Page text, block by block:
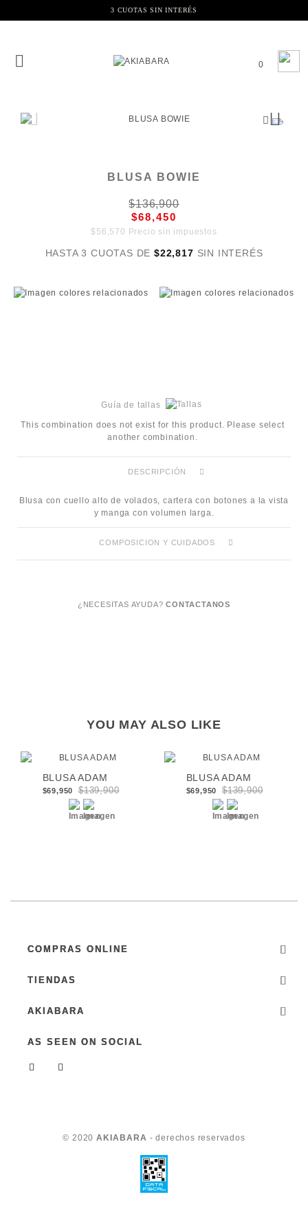
3 CUOTAS SIN INTERÉS
0
BLUSA BOWIE
$136,900
$68,450
$56,570 Precio sin impuestos
HASTA 3 CUOTAS DE$22,817 SIN INTERÉS
Guía de tallas
This combination does not exist for this product. Please select
another combination.
DESCRIPCIÓN
Blusa con cuello alto de volados, cartera con botones a la vista
y manga con volumen larga.
COMPOSICION Y CUIDADOS
¿NECESITAS AYUDA?CONTACTANOS
YOU MAY ALSO LIKE
BLUSA ADAM
$69,950 $139,900
BLUSA ADAM
$69,950 $139,900
COMPRAS ONLINE
TIENDAS
AKIABARA
AS SEEN ON SOCIAL
© 2020 AKIABARA - derechos reservados